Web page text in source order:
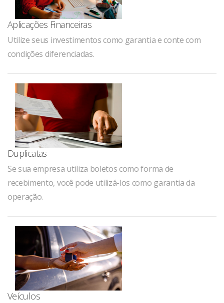
Aplicações Financeiras
Utilize seus investimentos como garantia e conte com
condições diferenciadas.
Duplicatas
Se sua empresa utiliza boletos como forma de
recebimento, você pode utilizá-los como garantia da
operação.
Veículos